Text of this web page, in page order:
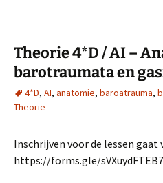
Theorie 4*D / AI –
barotraumata en
4*D, AI, anatomie, baroatrauma,
Theorie
Inschrijven voor de lessen
https://forms.gle/